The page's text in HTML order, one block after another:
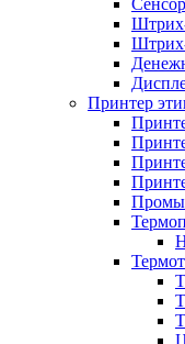
Принтер